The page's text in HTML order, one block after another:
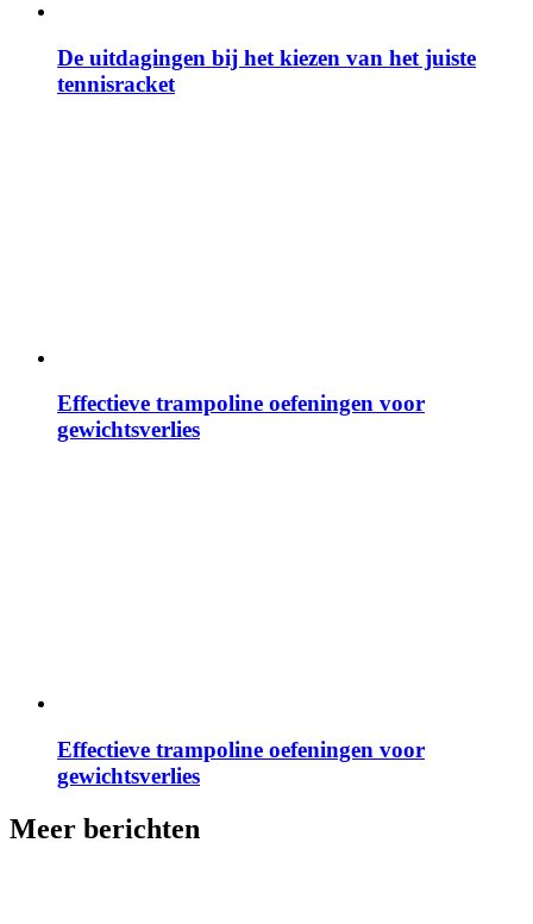
De uitdagingen bij het kiezen van het juiste
tennisracket
Effectieve trampoline oefeningen voor
gewichtsverlies
Effectieve trampoline oefeningen voor
gewichtsverlies
Meer berichten